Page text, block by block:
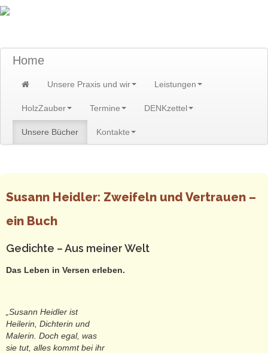
Home
Unsere Praxis und wir Leistungen
HolzZauber Termine DENKzettel
Unsere Bücher Kontakte
Susann Heidler: Zweifeln und Vertrauen –
ein Buch
Gedichte – Aus meiner Welt
Das Leben in Versen erleben.
„Susann Heidler ist
Heilerin, Dichterin und
Malerin. Doch egal, was
sie tut, alles kommt bei ihr